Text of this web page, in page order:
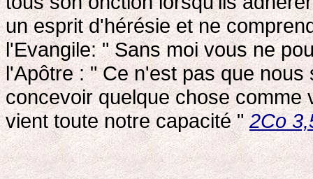
un esprit d'hérésie et ne
l'Evangile: " Sans moi vous ne
l'Apôtre : " Ce n'est pas que
concevoir quelque chose comme
vient toute notre capacité "2Co